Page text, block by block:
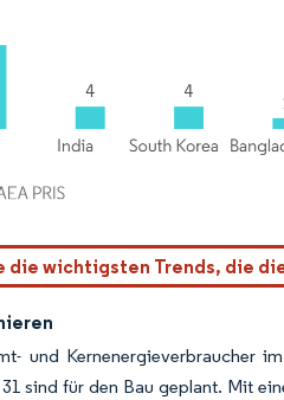
erfordert Namensnennung gemäß
die wichtigsten Trends, die
und Kernenergieverbraucher
sind für den Bau geplant. Mit